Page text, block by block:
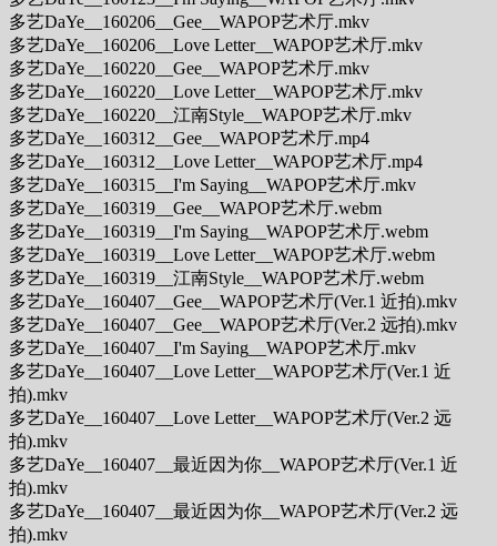
多艺DaYe__160206__Gee__WAPOP艺术厅.mkv
多艺DaYe__160206__Love Letter__WAPOP艺术厅.mkv
多艺DaYe__160220__Gee__WAPOP艺术厅.mkv
多艺DaYe__160220__Love Letter__WAPOP艺术厅.mkv
多艺DaYe__160220__江南Style__WAPOP艺术厅.mkv
多艺DaYe__160312__Gee__WAPOP艺术厅.mp4
多艺DaYe__160312__Love Letter__WAPOP艺术厅.mp4
多艺DaYe__160315__I'm Saying__WAPOP艺术厅.mkv
多艺DaYe__160319__Gee__WAPOP艺术厅.webm
多艺DaYe__160319__I'm Saying__WAPOP艺术厅.webm
多艺DaYe__160319__Love Letter__WAPOP艺术厅.webm
多艺DaYe__160319__江南Style__WAPOP艺术厅.webm
多艺DaYe__160407__Gee__WAPOP艺术厅(Ver.1 近拍).mkv
多艺DaYe__160407__Gee__WAPOP艺术厅(Ver.2 远拍).mkv
多艺DaYe__160407__I'm Saying__WAPOP艺术厅.mkv
多艺DaYe__160407__Love Letter__WAPOP艺术厅(Ver.1 近
拍).mkv
多艺DaYe__160407__Love Letter__WAPOP艺术厅(Ver.2 远
拍).mkv
多艺DaYe__160407__最近因为你__WAPOP艺术厅(Ver.1 近
拍).mkv
多艺DaYe__160407__最近因为你__WAPOP艺术厅(Ver.2 远
拍).mkv